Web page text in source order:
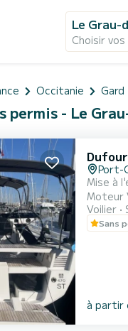
Le Grau-
Choisir
Occitanie Gard
permis - Le
Port-
Mise à l'eau
Moteur Volvo
Voiles en
Carré
Voilier
Sans
à partir